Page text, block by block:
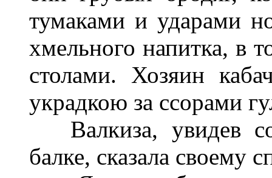
тумаками и ударами
хмельного напитка, в
столами. Хозяин
украдкою за ссорами
Валкиза, увидев
балке, сказала своему